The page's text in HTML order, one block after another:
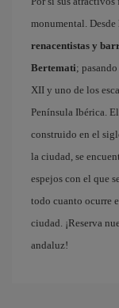
monumental. Desde
renacentistas y
Bertemati;
XII y uno de los
Península Ibérica.
construido en el
la ciudad, se
espejos con el que
todo cuanto ocurre
ciudad. ¡Reserva
andaluz!